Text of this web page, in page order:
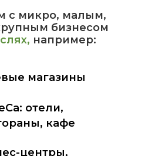
с микро, малым,
бизнесом
например:
магазины
отели,
кафе
центры,